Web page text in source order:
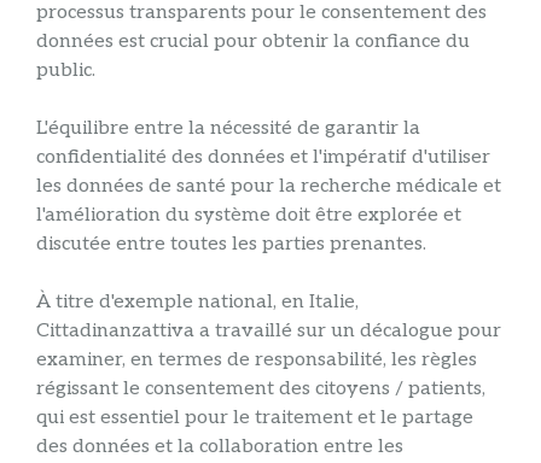
processus transparents pour le consentement des
données est crucial pour obtenir la confiance du
public.
L'équilibre entre la nécessité de garantir la
confidentialité des données et l'impératif d'utiliser
les données de santé pour la recherche médicale et
l'amélioration du système doit être explorée et
discutée entre toutes les parties prenantes.
À titre d'exemple national, en Italie,
Cittadinanzattiva a travaillé sur un décalogue pour
examiner, en termes de responsabilité, les règles
régissant le consentement des citoyens / patients,
qui est essentiel pour le traitement et le partage
des données et la collaboration entre les